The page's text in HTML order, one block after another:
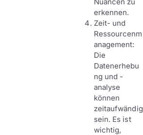
erkennen.
Zeit- und
Ressourcenm
anagement:
Die
Datenerhebu
ng und -
analyse
können
zeitaufwändig
sein. Es ist
wichtig,